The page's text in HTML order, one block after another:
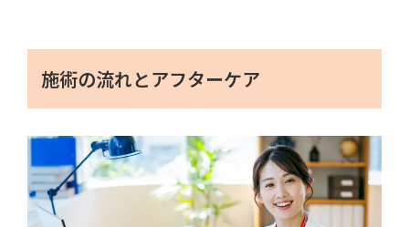
施術の流れとアフターケア